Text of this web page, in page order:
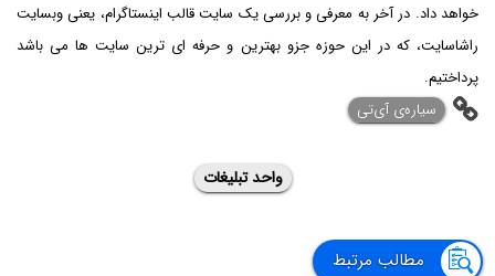
خواهد داد. در آخر به معرفی و بررسی یک سایت قالب اینستاگرام، یعنی وبسایت
راشاسایت، که در این حوزه جزو بهترین و حرفه ای ترین سایت ها می باشد
پرداختیم.
‌سیاره‌ی آی‌تی
واحد تبلیغات
مطالب مرتبط